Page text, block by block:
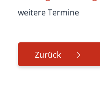
weitere Termine
Zurück